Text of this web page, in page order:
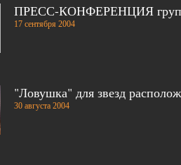
ПРЕСС-КОНФЕРЕНЦИЯ
17 сентября 2004
"Ловушка" для звезд
30 августа 2004